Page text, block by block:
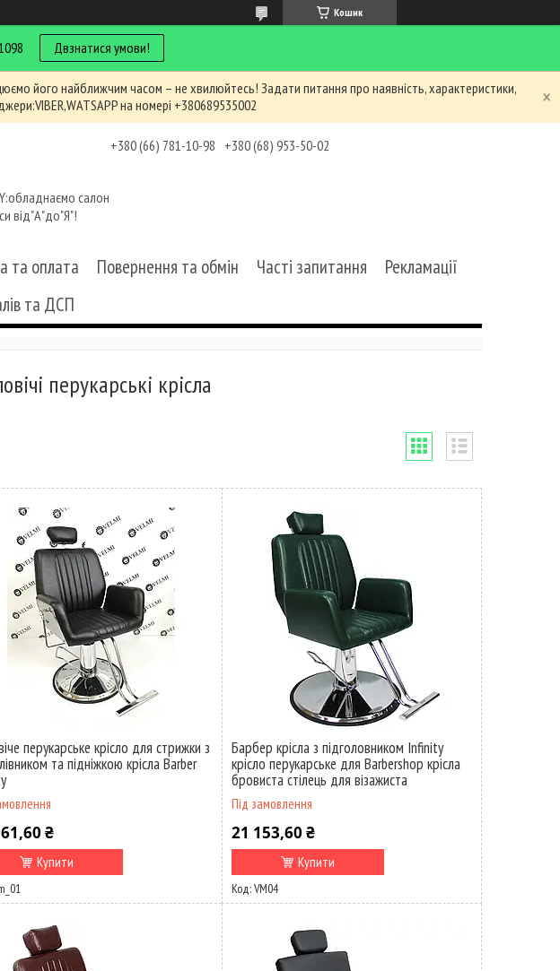
Кошик
Двзнатися умови!
його найближчим часом – не хвилюйтесь! Задати питання про наявність, характеристики,
на номері +380689535002
+380 (66) 781-10-98 +380 (68) 953-50-02
салон
від"А"до"Я"!
та оплата Повернення та обмін Часті запитання
Рекламації
та ДСП
перукарські крісла
перукарське крісло для стрижки з
та підніжкою крісла Barber
₴
Купити
Барбер крісла з підголовником Infinity
крісло перукарське для Barbershop крісла
бровиста стілець для візажиста
Під замовлення
21 153,60 ₴
Купити
VM04